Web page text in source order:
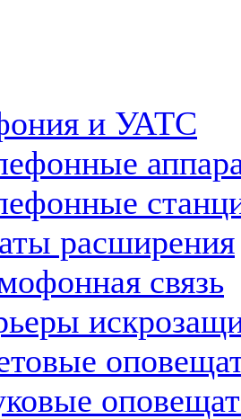
и УАТС
расширения
связь